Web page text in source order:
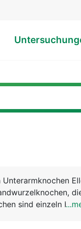
sind einzeln